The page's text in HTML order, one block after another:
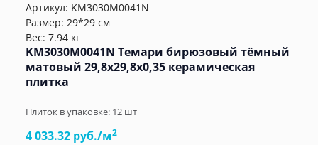
Артикул: KM3030M0041N
Размер: 29*29 см
Вес: 7.94 кг
KM3030M0041N Темари бирюзовый тёмный
матовый 29,8x29,8x0,35 керамическая
плитка
Плиток в упаковке: 12 шт
4 033.32 руб./м2